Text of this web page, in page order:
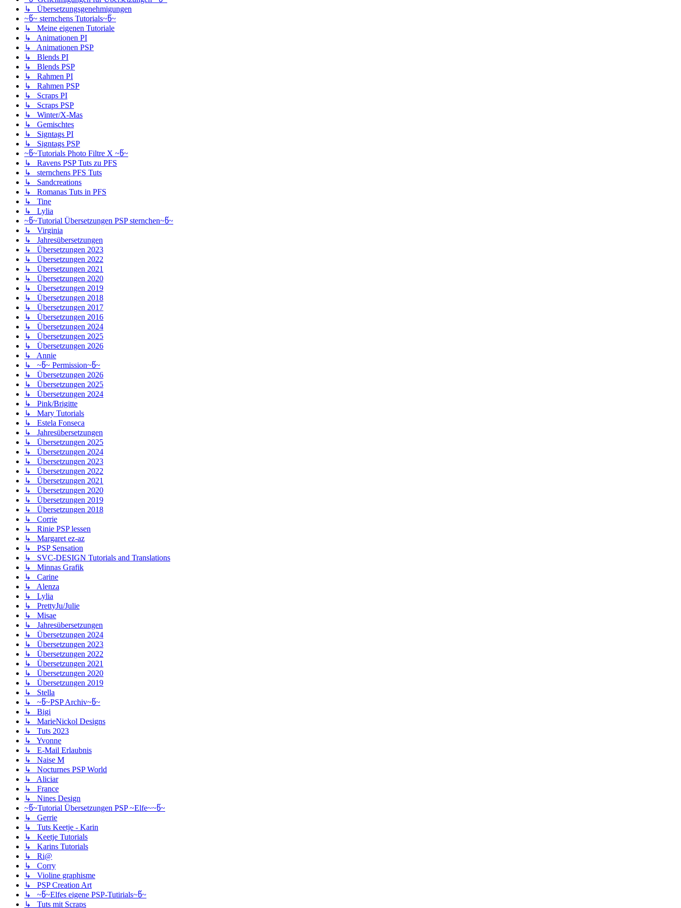
↳ Übersetzungsgenehmigungen
~წ~ sternchens Tutorials~წ~
↳ Meine eigenen Tutoriale
↳ Animationen PI
↳ Animationen PSP
↳ Blends PI
↳ Blends PSP
↳ Rahmen PI
↳ Rahmen PSP
↳ Scraps PI
↳ Scraps PSP
↳ Winter/X-Mas
↳ Gemischtes
↳ Signtags PI
↳ Signtags PSP
~წ~Tutorials Photo Filtre X ~წ~
↳ Ravens PSP Tuts zu PFS
↳ sternchens PFS Tuts
↳ Sandcreations
↳ Romanas Tuts in PFS
↳ Tine
↳ Lylia
~წ~Tutorial Übersetzungen PSP sternchen~წ~
↳ Virginia
↳ Jahresübersetzungen
↳ Übersetzungen 2023
↳ Übersetzungen 2022
↳ Übersetzungen 2021
↳ Übersetzungen 2020
↳ Übersetzungen 2019
↳ Übersetzungen 2018
↳ Übersetzungen 2017
↳ Übersetzungen 2016
↳ Übersetzungen 2024
↳ Übersetzungen 2025
↳ Übersetzungen 2026
↳ Annie
↳ ~წ~ Permission~წ~
↳ Übersetzungen 2026
↳ Übersetzungen 2025
↳ Übersetzungen 2024
↳ Pink/Brigitte
↳ Mary Tutorials
↳ Estela Fonseca
↳ Jahresübersetzungen
↳ Übersetzungen 2025
↳ Übersetzungen 2024
↳ Übersetzungen 2023
↳ Übersetzungen 2022
↳ Übersetzungen 2021
↳ Übersetzungen 2020
↳ Übersetzungen 2019
↳ Übersetzungen 2018
↳ Corrie
↳ Rinie PSP lessen
↳ Margaret ez-az
↳ PSP Sensation
↳ SVC-DESIGN Tutorials and Translations
↳ Minnas Grafik
↳ Carine
↳ Alenza
↳ Lylia
↳ PrettyJu/Julie
↳ Misae
↳ Jahresübersetzungen
↳ Übersetzungen 2024
↳ Übersetzungen 2023
↳ Übersetzungen 2022
↳ Übersetzungen 2021
↳ Übersetzungen 2020
↳ Übersetzungen 2019
↳ Stella
↳ ~წ~PSP Archiv~წ~
↳ Bigi
↳ MarieNickol Designs
↳ Tuts 2023
↳ Yvonne
↳ E-Mail Erlaubnis
↳ Naise M
↳ Nocturnes PSP World
↳ Aliciar
↳ France
↳ Nines Design
~წ~Tutorial Übersetzungen PSP ~Elfe~~წ~
↳ Gerrie
↳ Tuts Keetje - Karin
↳ Keetje Tutorials
↳ Karins Tutorials
↳ Ri@
↳ Corry
↳ Violine graphisme
↳ PSP Creation Art
↳ ~წ~Elfes eigene PSP-Tutirials~წ~
↳ Tuts mit Scraps